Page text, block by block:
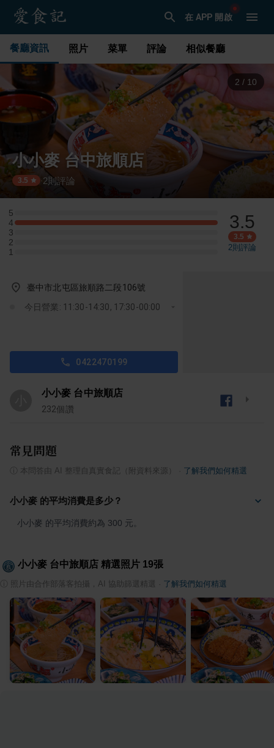
在 APP 開啟
餐廳資訊 照片 菜單 評論 相似餐廳
3 / 10
小小麥 台中旅順店
3.5 · 2 則評論
5
5 星：0 則評論
4
4 星：1 則評論
3
3 星：0 則評論
2
2 星：0 則評論
1
1 星：0 則評論
3.5
3.5
2則評論
臺中市北屯區旅順路二段106號
今日營業: 11:30-14:30, 17:30-00:00
0422470199
小小麥 台中旅順店
232個讚
常見問題
本問答由 AI 整理自真實食記（附資料來源） 了解我們如何精選
小小麥 的平均消費是多少？
小小麥 的平均消費約為 300 元。
小小麥 台中旅順店 精選照片 19張
照片由合作部落客拍攝，AI 協助篩選精選 了解我們如何精選